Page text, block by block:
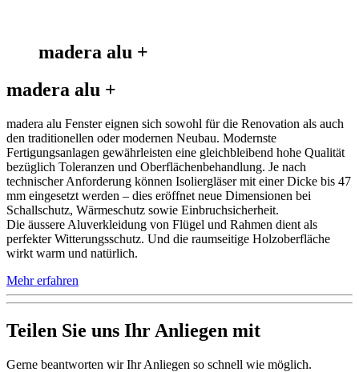
madera alu +
madera alu +
madera alu Fenster eignen sich sowohl für die Renovation als auch
den traditionellen oder modernen Neubau. Modernste
Fertigungsanlagen gewährleisten eine gleichbleibend hohe Qualität
bezüglich Toleranzen und Oberflächenbehandlung. Je nach
technischer Anforderung können Isoliergläser mit einer Dicke bis 47
mm eingesetzt werden – dies eröffnet neue Dimensionen bei
Schallschutz, Wärmeschutz sowie Einbruchsicherheit.
Die äussere Aluverkleidung von Flügel und Rahmen dient als
perfekter Witterungsschutz. Und die raumseitige Holzoberfläche
wirkt warm und natürlich.
Mehr erfahren
Teilen Sie uns Ihr Anliegen mit
Gerne beantworten wir Ihr Anliegen so schnell wie möglich.